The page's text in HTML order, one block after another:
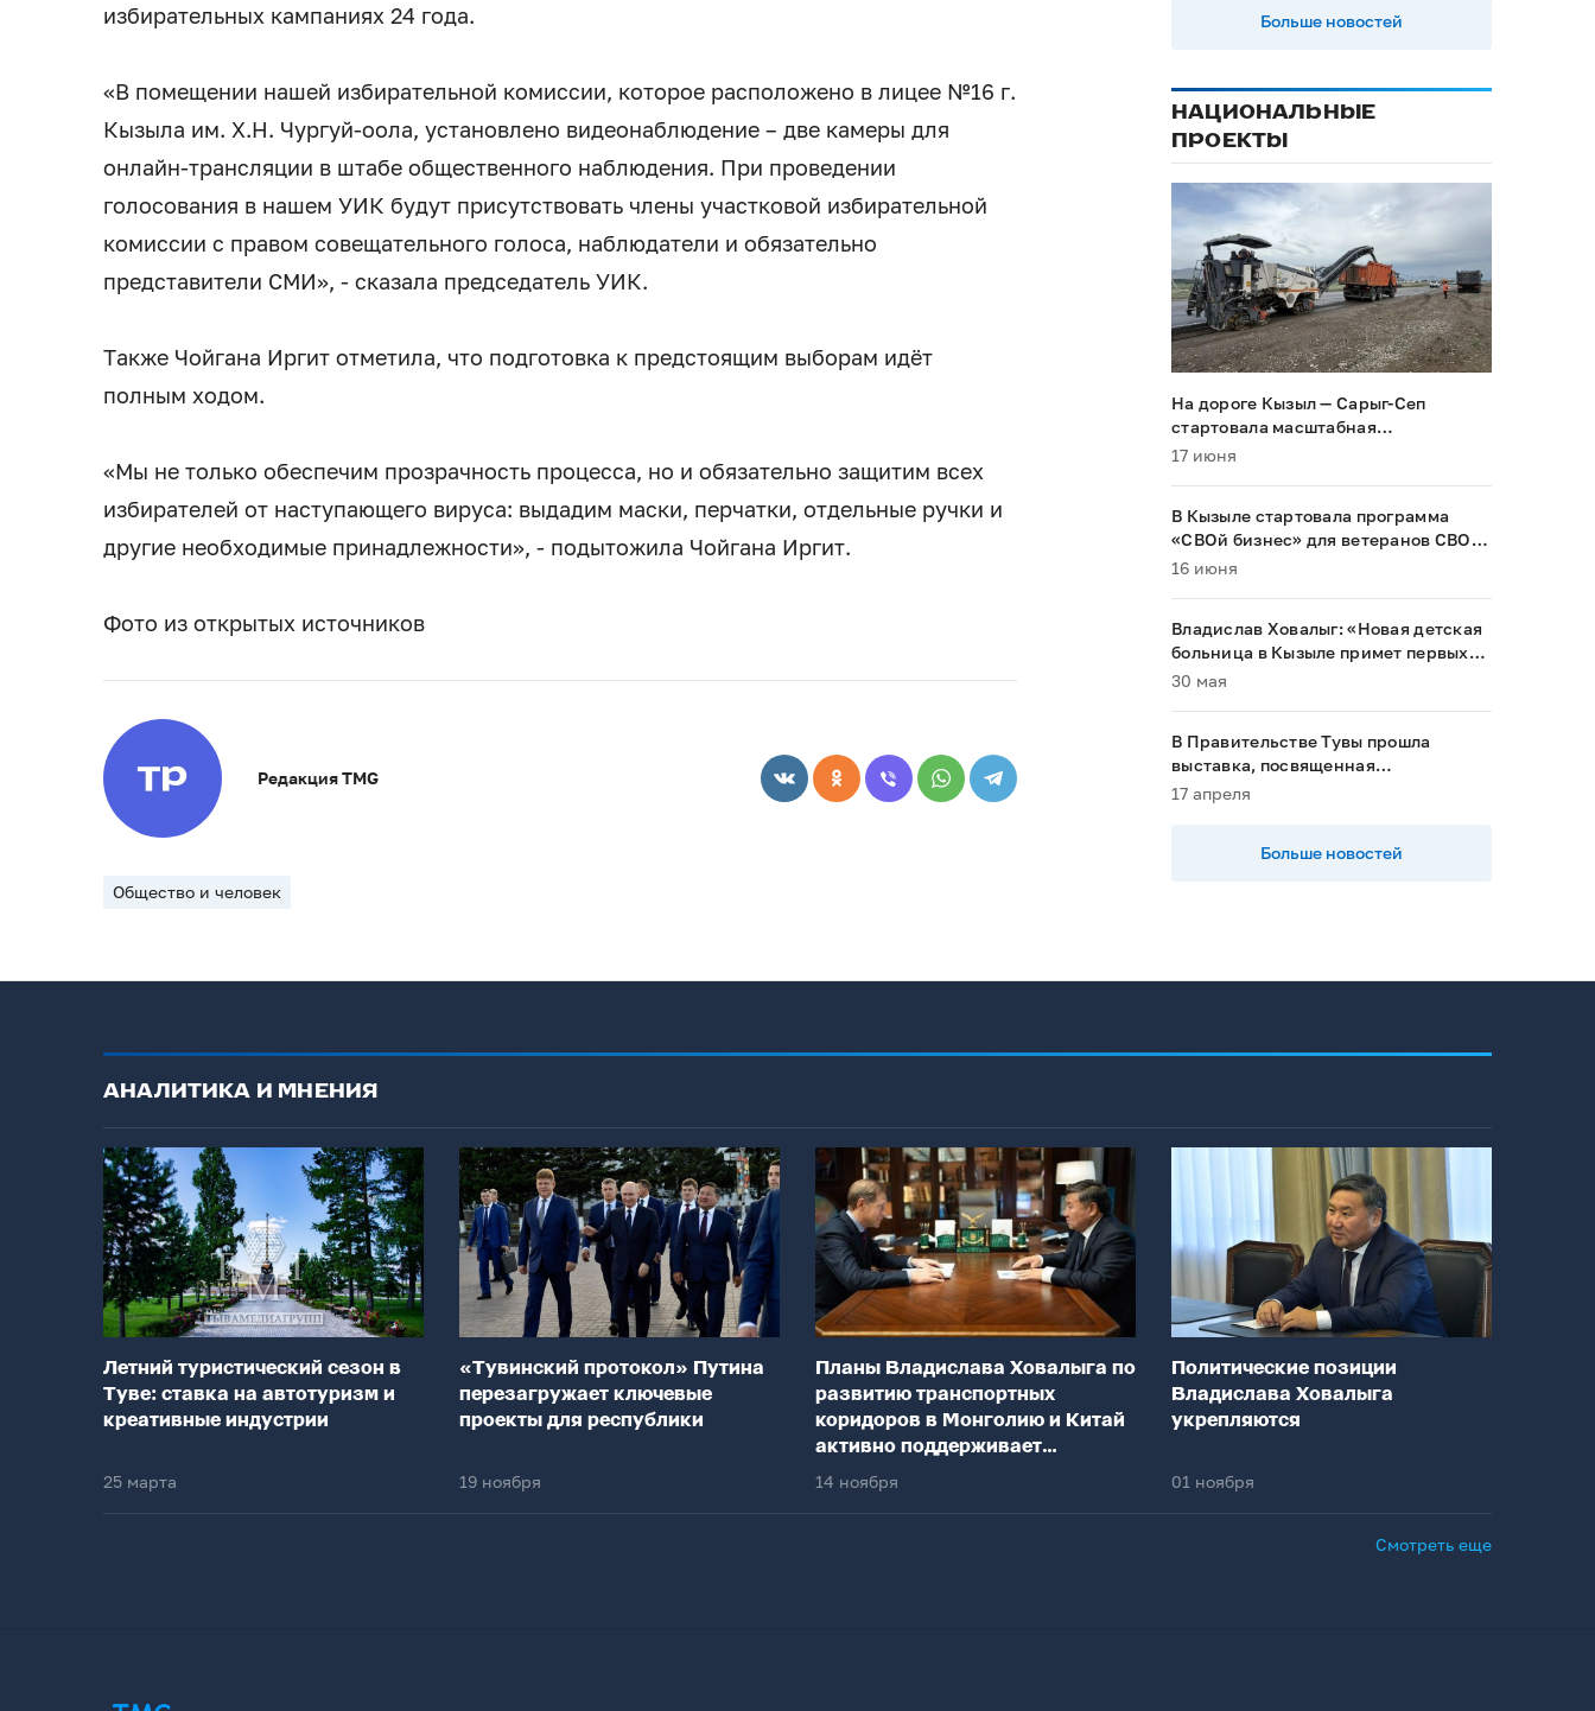
избирательных кампаниях 24 года.
«В помещении нашей избирательной комиссии, которое расположено в лицее №16 г.
Кызыла им. Х.Н. Чургуй-оола, установлено видеонаблюдение – две камеры для
онлайн-трансляции в штабе общественного наблюдения. При проведении
голосования в нашем УИК будут присутствовать члены участковой избирательной
комиссии с правом совещательного голоса, наблюдатели и обязательно
представители СМИ», - сказала председатель УИК.
Также Чойгана Иргит отметила, что подготовка к предстоящим выборам идёт
полным ходом.
«Мы не только обеспечим прозрачность процесса, но и обязательно защитим всех
избирателей от наступающего вируса: выдадим маски, перчатки, отдельные ручки и
другие необходимые принадлежности», - подытожила Чойгана Иргит.
Фото из открытых источников
Редакция TMG
Общество и человек
Больше новостей
НАЦИОНАЛЬНЫЕ
ПРОЕКТЫ
На дороге Кызыл — Сарыг-Сеп
стартовала масштабная
реконструкция
17 июня
В Кызыле стартовала программа
«СВОй бизнес» для ветеранов СВО и
их семей
16 июня
Владислав Ховалыг: «Новая детская
больница в Кызыле примет первых
пациентов в 2028 году»
30 мая
В Правительстве Тувы прошла
выставка, посвященная
национальным проектам
17 апреля
Больше новостей
АНАЛИТИКА И МНЕНИЯ
Летний туристический сезон в
Туве: ставка на автотуризм и
креативные индустрии
25 марта
«Тувинский протокол» Путина
перезагружает ключевые
проекты для республики
19 ноября
Планы Владислава Ховалыга по
развитию транспортных
коридоров в Монголию и Китай
активно поддерживает
федеральный центр
14 ноября
Политические позиции
Владислава Ховалыга
укрепляются
01 ноября
Смотреть еще